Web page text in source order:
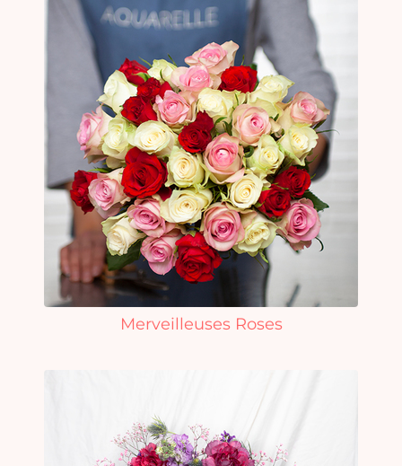
Merveilleuses Roses